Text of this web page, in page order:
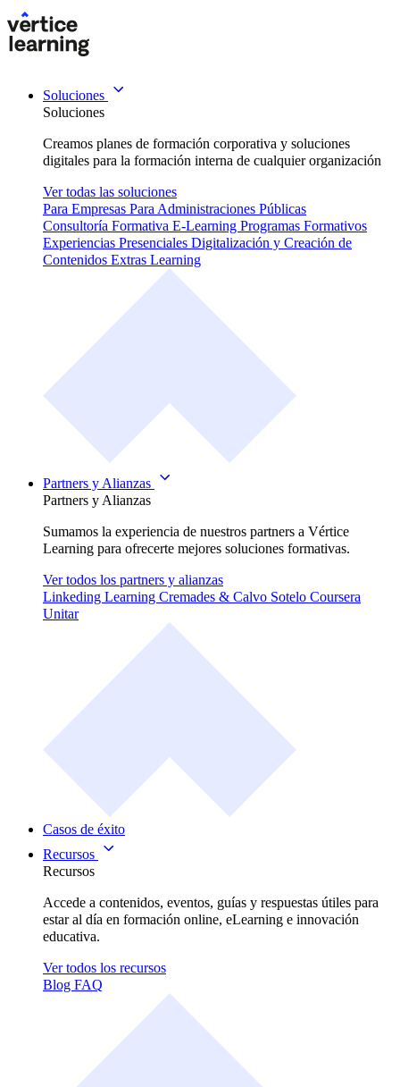
Soluciones
Soluciones
Creamos planes de formación corporativa y soluciones
digitales para la formación interna de cualquier organización
Ver todas las soluciones
Para Empresas Para Administraciones Públicas
Consultoría Formativa E-Learning Programas Formativos
Experiencias Presenciales Digitalización y Creación de
Contenidos Extras Learning
Partners y Alianzas
Partners y Alianzas
Sumamos la experiencia de nuestros partners a Vértice
Learning para ofrecerte mejores soluciones formativas.
Ver todos los partners y alianzas
Linkeding Learning Cremades & Calvo Sotelo Coursera
Unitar
Casos de éxito
Recursos
Recursos
Accede a contenidos, eventos, guías y respuestas útiles para
estar al día en formación online, eLearning e innovación
educativa.
Ver todos los recursos
Blog FAQ